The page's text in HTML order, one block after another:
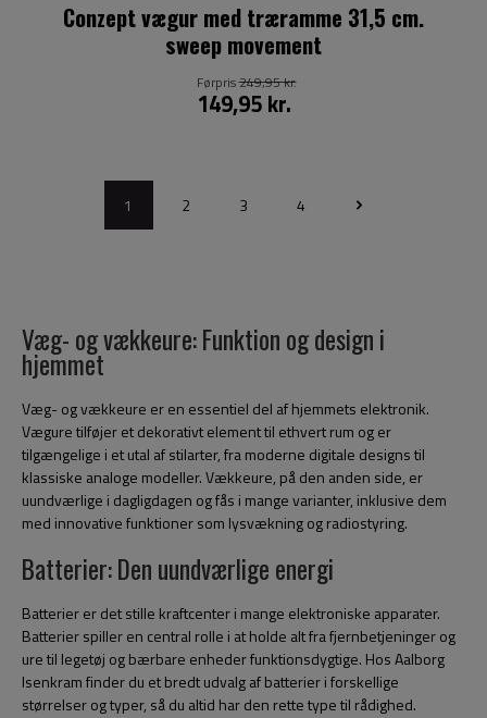
Conzept vægur med træramme 31,5 cm.
sweep movement
149,95 kr.
Førpris249,95 kr.
1 2 3 4
Væg- og vækkeure: Funktion og design i
hjemmet
Væg- og vækkeure er en essentiel del af hjemmets elektronik.
Vægure tilføjer et dekorativt element til ethvert rum og er
tilgængelige i et utal af stilarter, fra moderne digitale designs til
klassiske analoge modeller. Vækkeure, på den anden side, er
uundværlige i dagligdagen og fås i mange varianter, inklusive dem
med innovative funktioner som lysvækning og radiostyring.
Batterier: Den uundværlige energi
Batterier er det stille kraftcenter i mange elektroniske apparater.
Batterier spiller en central rolle i at holde alt fra fjernbetjeninger og
ure til legetøj og bærbare enheder funktionsdygtige. Hos Aalborg
Isenkram finder du et bredt udvalg af batterier i forskellige
størrelser og typer, så du altid har den rette type til rådighed.